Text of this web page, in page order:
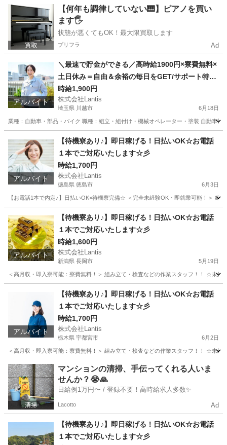
長野 長野市 工場 時給
【何年も調律していない🎹】ピアノを買い
ます🖐️
状態が悪くてもOK！最大限買取します
プリフラ Ad
アルバイト
＼最速で貯金ができる／高時給1900円×寮費無料×
土日休み＝自由＆余裕の毎日をGET/サポート特典
あり♪
時給1,900円
株式会社Lantis
埼玉県 川越市 6月18日
業種：自動車・部品・バイク 職種：組立・組付け・機械オペレーター・塗装 自動車
工場 無料
アルバイト
【待機寮あり♪】即日稼げる！日払いOK☆お電話
１本でご対応いたします☆彡
時給1,700円
株式会社Lantis
徳島県 徳島市 6月3日
【お電話1本で内定♪】日払いOK×待機寮完備☆ ＜完全未経験OK・即就業可能！＞
工場 時給
アルバイト
【待機寮あり♪】即日稼げる！日払いOK☆お電話
１本でご対応いたします☆彡
時給1,600円
株式会社Lantis
新潟県 長岡市 5月19日
＜高月収・即入寮可能：寮費無料！＞ 組み立て・検査などの作業スタッフ！！
工場 時給
アルバイト
【待機寮あり♪】即日稼げる！日払いOK☆お電話
１本でご対応いたします☆彡
時給1,700円
株式会社Lantis
栃木県 宇都宮市 6月2日
＜高月収・即入寮可能：寮費無料！＞ 組み立て・検査などの作業スタッフ！！
栃木 宇都宮市 工場 時給
マンションの清掃、手伝ってくれる人いま
せんか？😭🙏
日給例1万円〜 / 登録不要！高時給求人多数✨
Lacotto Ad
【待機寮あり♪】即日稼げる！日払いOK☆お電話
１本でご対応いたします☆彡